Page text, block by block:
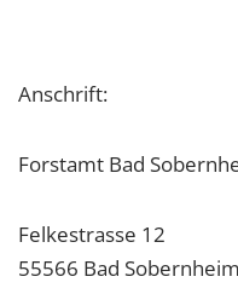
Anschrift:
Forstamt Bad
Felkestrasse 12
55566 Bad Sobernheim